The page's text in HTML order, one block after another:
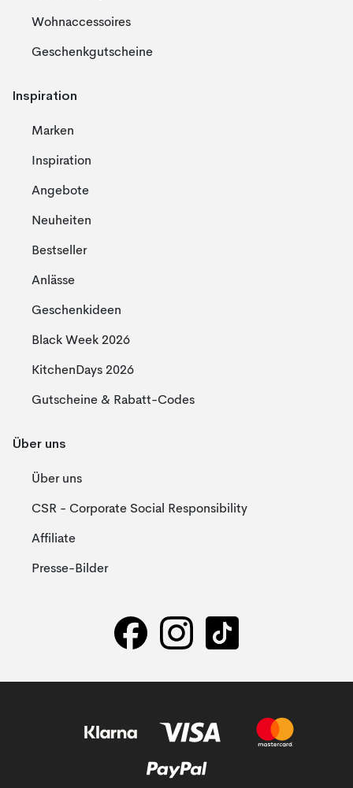
Wohnaccessoires
Geschenkgutscheine
Inspiration
Marken
Inspiration
Angebote
Neuheiten
Bestseller
Anlässe
Geschenkideen
Black Week 2026
KitchenDays 2026
Gutscheine & Rabatt-Codes
Über uns
Über uns
CSR - Corporate Social Responsibility
Affiliate
Presse-Bilder